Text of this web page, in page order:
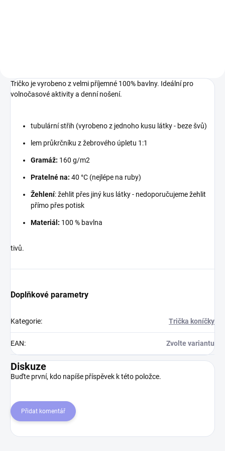
Tričko je vyrobeno z velmi příjemné 100% bavlny. Ideální pro
volnočasové aktivity a denní nošení.
tubulární střih (vyrobeno z jednoho kusu látky - beze švů)
lem průkrčníku z žebrového úpletu 1:1
Gramáž: 160 g/m2
Pratelné na: 40 °C (nejlépe na ruby)
Žehlení: žehlit přes jiný kus látky - nedoporučujeme žehlit
přímo přes potisk
Materiál: 100 % bavlna
tivů.
Doplňkové parametry
Kategorie: Trička koníčky
EAN: Zvolte variantu
Diskuze
Buďte první, kdo napíše příspěvek k této položce.
Přidat komentář